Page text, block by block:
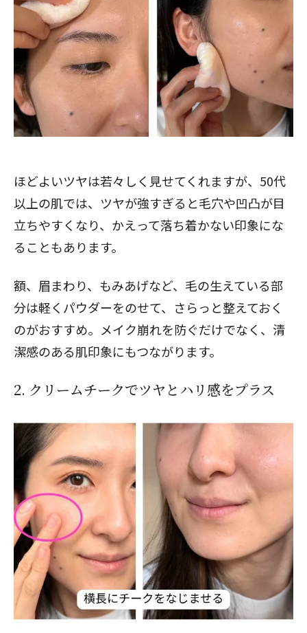
ほどよいツヤは若々しく見せてくれますが、50代
以上の肌では、ツヤが強すぎると毛穴や凹凸が目
立ちやすくなり、かえって落ち着かない印象にな
ることもあります。
額、眉まわり、もみあげなど、毛の生えている部
分は軽くパウダーをのせて、さらっと整えておく
のがおすすめ。メイク崩れを防ぐだけでなく、清
潔感のある肌印象にもつながります。
2. クリームチークでツヤとハリ感をプラス